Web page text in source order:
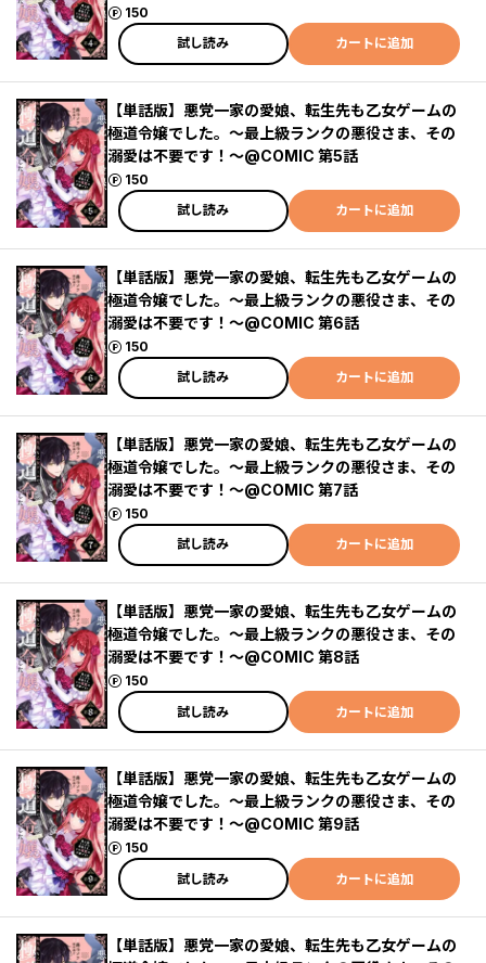
150
ポイント
試し読み
カートに追加
【単話版】悪党一家の愛娘、転生先も乙女ゲームの
極道令嬢でした。～最上級ランクの悪役さま、その
溺愛は不要です！～@COMIC 第5話
150
ポイント
試し読み
カートに追加
【単話版】悪党一家の愛娘、転生先も乙女ゲームの
極道令嬢でした。～最上級ランクの悪役さま、その
溺愛は不要です！～@COMIC 第6話
150
ポイント
試し読み
カートに追加
【単話版】悪党一家の愛娘、転生先も乙女ゲームの
極道令嬢でした。～最上級ランクの悪役さま、その
溺愛は不要です！～@COMIC 第7話
150
ポイント
試し読み
カートに追加
【単話版】悪党一家の愛娘、転生先も乙女ゲームの
極道令嬢でした。～最上級ランクの悪役さま、その
溺愛は不要です！～@COMIC 第8話
150
ポイント
試し読み
カートに追加
【単話版】悪党一家の愛娘、転生先も乙女ゲームの
極道令嬢でした。～最上級ランクの悪役さま、その
溺愛は不要です！～@COMIC 第9話
150
ポイント
試し読み
カートに追加
【単話版】悪党一家の愛娘、転生先も乙女ゲームの